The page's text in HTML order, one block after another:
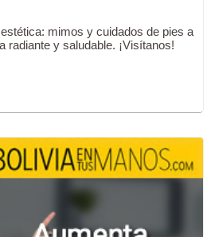
mimos y cuidados de pies a
radiante y saludable. ¡Visítanos!